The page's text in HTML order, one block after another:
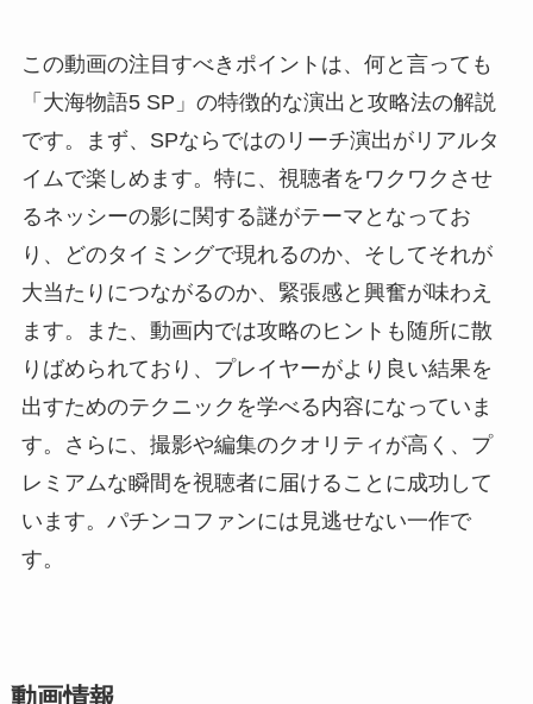
この動画の注目すべきポイントは、何と言っても
「大海物語5 SP」の特徴的な演出と攻略法の解説
です。まず、SPならではのリーチ演出がリアルタ
イムで楽しめます。特に、視聴者をワクワクさせ
るネッシーの影に関する謎がテーマとなってお
り、どのタイミングで現れるのか、そしてそれが
大当たりにつながるのか、緊張感と興奮が味わえ
ます。また、動画内では攻略のヒントも随所に散
りばめられており、プレイヤーがより良い結果を
出すためのテクニックを学べる内容になっていま
す。さらに、撮影や編集のクオリティが高く、プ
レミアムな瞬間を視聴者に届けることに成功して
います。パチンコファンには見逃せない一作で
す。
動画情報